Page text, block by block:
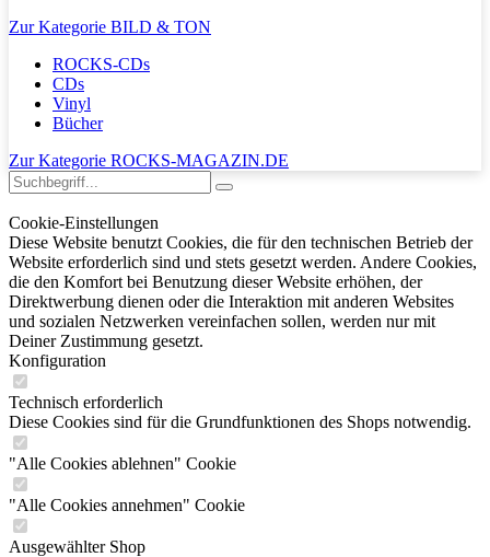
Zur Kategorie BILD & TON
ROCKS-CDs
CDs
Vinyl
Bücher
Zur Kategorie ROCKS-MAGAZIN.DE
Cookie-Einstellungen
Diese Website benutzt Cookies, die für den technischen Betrieb der
Website erforderlich sind und stets gesetzt werden. Andere Cookies,
die den Komfort bei Benutzung dieser Website erhöhen, der
Direktwerbung dienen oder die Interaktion mit anderen Websites
und sozialen Netzwerken vereinfachen sollen, werden nur mit
Deiner Zustimmung gesetzt.
Konfiguration
Technisch erforderlich
Diese Cookies sind für die Grundfunktionen des Shops notwendig.
"Alle Cookies ablehnen" Cookie
"Alle Cookies annehmen" Cookie
Ausgewählter Shop